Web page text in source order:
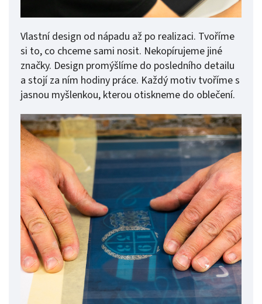
Vlastní design od nápadu až po realizaci. Tvoříme
si to, co chceme sami nosit. Nekopírujeme jiné
značky. Design promýšlíme do posledního detailu
a stojí za ním hodiny práce. Každý motiv tvoříme s
jasnou myšlenkou, kterou otiskneme do oblečení.